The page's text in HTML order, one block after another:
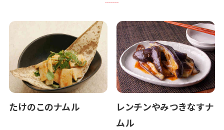
たけのこのナムル
レンチンやみつきなすナ
ムル